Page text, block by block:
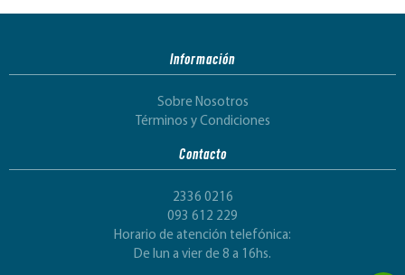
Información
Sobre Nosotros
Términos y Condiciones
Contacto
2336 0216
093 612 229
Horario de atención telefónica:
De lun a vier de 8 a 16hs.